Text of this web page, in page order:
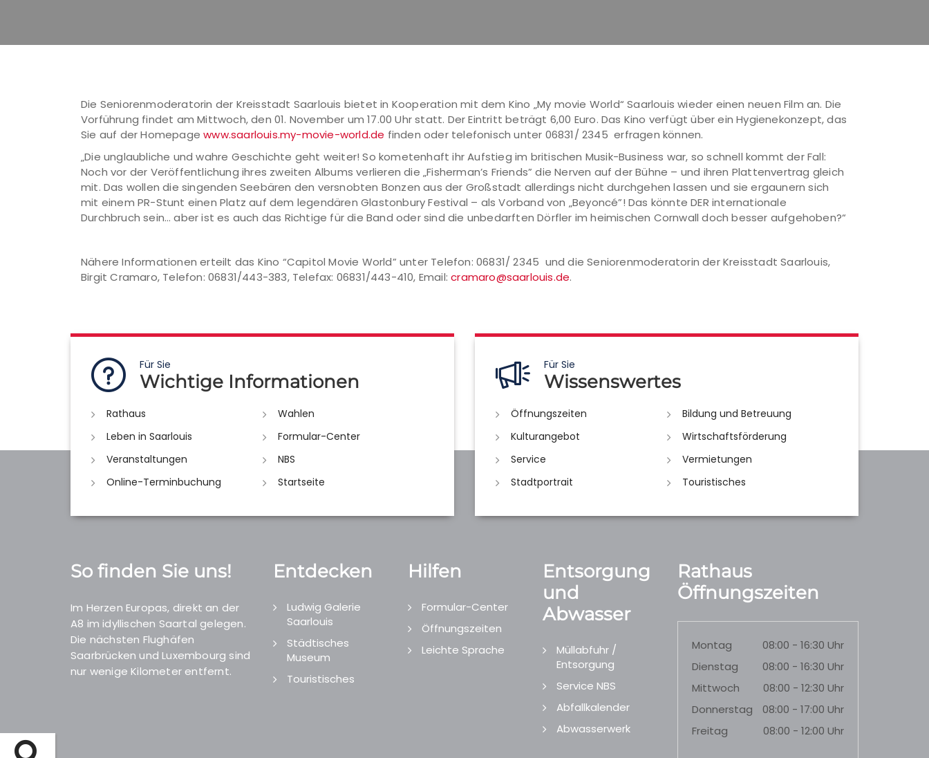
Die Seniorenmoderatorin der Kreisstadt Saarlouis bietet in Kooperation mit dem Kino „My movie World“ Saarlouis wieder einen neuen Film an. Die
Vorführung findet am Mittwoch, den 01. November um 17.00 Uhr statt. Der Eintritt beträgt 6,00 Euro. Das Kino verfügt über ein Hygienekonzept, das
Sie auf der Homepagewww.saarlouis.my-movie-world.de finden oder telefonisch unter 06831/ 2345 erfragen können.
„Die unglaubliche und wahre Geschichte geht weiter! So kometenhaft ihr Aufstieg im britischen Musik-Business war, so schnell kommt der Fall:
Noch vor der Veröffentlichung ihres zweiten Albums verlieren die „Fisherman’s Friends” die Nerven auf der Bühne – und ihren Plattenvertrag gleich
mit. Das wollen die singenden Seebären den versnobten Bonzen aus der Großstadt allerdings nicht durchgehen lassen und sie ergaunern sich
mit einem PR-Stunt einen Platz auf dem legendären Glastonbury Festival – als Vorband von „Beyoncé”! Das könnte DER internationale
Durchbruch sein… aber ist es auch das Richtige für die Band oder sind die unbedarften Dörfler im heimischen Cornwall doch besser aufgehoben?“
Nähere Informationen erteilt das Kino “Capitol Movie World” unter Telefon: 06831/ 2345 und die Seniorenmoderatorin der Kreisstadt Saarlouis,
Birgit Cramaro, Telefon: 06831/443-383, Telefax: 06831/443-410, Email:cramaro@saarlouis.de.
Für Sie
Wichtige Informationen
Rathaus
Wahlen
Leben in Saarlouis
Formular-Center
Veranstaltungen
NBS
Online-Terminbuchung
Startseite
Für Sie
Wissenswertes
Öffnungszeiten
Bildung und Betreuung
Kulturangebot
Wirtschaftsförderung
Service
Vermietungen
Stadtportrait
Touristisches
So finden Sie uns!
Im Herzen Europas, direkt an der
A8 im idyllischen Saartal gelegen.
Die nächsten Flughäfen
Saarbrücken und Luxembourg sind
nur wenige Kilometer entfernt.
Entdecken
Ludwig Galerie
Saarlouis
Städtisches
Museum
Touristisches
Hilfen
Formular-Center
Öffnungszeiten
Leichte Sprache
Entsorgung
und
Abwasser
Müllabfuhr /
Entsorgung
Service NBS
Abfallkalender
Abwasserwerk
Rathaus
Öffnungszeiten
Montag
08:00 - 16:30 Uhr
Dienstag
08:00 - 16:30 Uhr
Mittwoch
08:00 - 12:30 Uhr
Donnerstag
08:00 - 17:00 Uhr
Freitag
08:00 - 12:00 Uhr